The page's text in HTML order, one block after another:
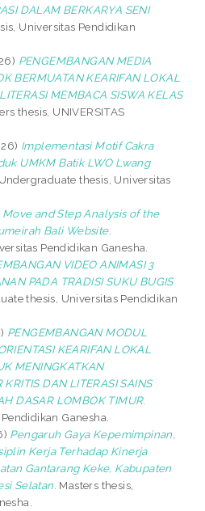
DALAM BERKARYA SENI
Universitas Pendidikan
PENGEMBANGAN MEDIA
BERMUATAN KEARIFAN LOKAL
MEMBACA SISWA KELAS
thesis, UNIVERSITAS
Implementasi Motif Cakra
UMKM Batik LWO Lwang
Undergraduate thesis, Universitas
Move and Step Analysis of the
Bali Website.
Pendidikan Ganesha.
VIDEO ANIMASI 3
PADA TRADISI SUKU BUGIS
thesis, Universitas Pendidikan
PENGEMBANGAN MODUL
KEARIFAN LOKAL
MENINGKATKAN
KRITIS DAN LITERASI SAINS
DASAR LOMBOK TIMUR.
Ganesha.
Pengaruh Gaya Kepemimpinan,
Kerja Terhadap Kinerja
Gantarang Keke, Kabupaten
Selatan. Masters thesis,